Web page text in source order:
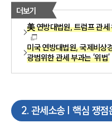
더보기
美 연방대법원, 트럼프 관
미국 연방대법원, 국제비상
광범위한 관세 부과는 ‘위법’
2. 관세소송 | 핵심 쟁점